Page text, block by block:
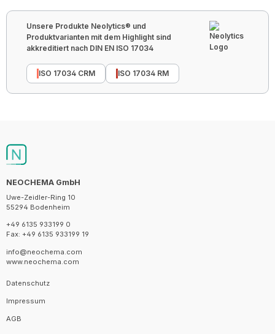
Unsere Produkte Neolytics® und
Produktvarianten mit dem Highlight sind
akkreditiert nach DIN EN ISO 17034
ISO 17034 CRM ISO 17034 RM
NEOCHEMA GmbH
Uwe-Zeidler-Ring 10
55294 Bodenheim
+49 6135 933199 0
Fax: +49 6135 933199 19
info@neochema.com
www.neochema.com
Datenschutz
Impressum
AGB